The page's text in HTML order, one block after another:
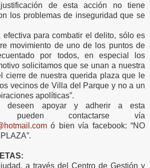
de esta acción no tiene
los problemas de inseguridad que se
efectiva para combatir el delito, sólo es
movimiento de uno de los puntos de
por todos, en especial los
solicitamos que se unan a nuestra
cierre de nuestra querida plaza que le
vecinos de Villa del Parque y no a un
apolíticas”.
deseen apoyar y adherir a esta
pueden contactarse vía
ó bien vía facebook: “NO
a través del Centro de Gestión y